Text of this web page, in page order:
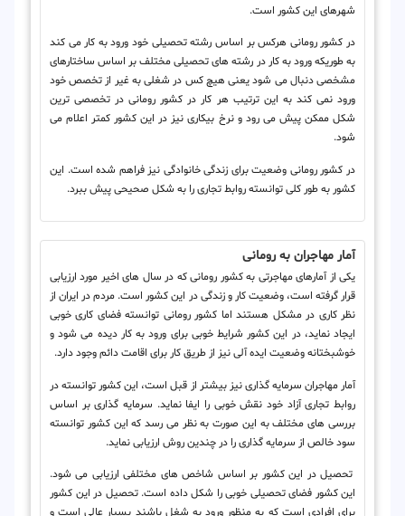
شهرهای این کشور است.
در کشور رومانی هرکس بر اساس رشته تحصیلی خود ورود به کار می کند
به طوریکه ورود به کار در رشته های تحصیلی مختلف بر اساس ساختارهای
مشخصی دنبال می شود یعنی هیچ کس در شغلی به غیر از تخصص خود
ورود نمی کند به این ترتیب هر کار در کشور رومانی در تخصصی ترین
شکل ممکن پیش می رود و نرخ بیکاری نیز در این کشور کمتر اعلام می
شود.
در کشور رومانی وضعیت برای زندگی خانوادگی نیز فراهم شده است. این
کشور به طور کلی توانسته روابط تجاری را به شکل صحیحی پیش ببرد.
آمار مهاجران به رومانی
یکی از آمارهای مهاجرتی به کشور رومانی که در سال های اخیر مورد ارزیابی
قرار گرفته است، وضعیت کار و زندگی در این کشور است. مردم در ایران از
نظر کاری در مشکل هستند اما کشور رومانی توانسته فضای کاری خوبی
ایجاد نماید، در این کشور شرایط خوبی برای ورود به کار دیده می شود و
خوشبختانه وضعیت ایده آلی نیز از طریق کار برای اقامت دائم وجود دارد.
آمار مهاجران سرمایه گذاری نیز بیشتر از قبل است، این کشور توانسته در
روابط تجاری آزاد خود نقش خوبی را ایفا نماید. سرمایه گذاری بر اساس
بررسی های مختلف به این صورت به نظر می رسد که این کشور توانسته
سود خالص از سرمایه گذاری را در چندین روش ارزیابی نماید.
تحصیل در این کشور بر اساس شاخص های مختلفی ارزیابی می شود.
این کشور فضای تحصیلی خوبی را شکل داده است. تحصیل در این کشور
برای افرادی است که به منظور ورود به شغل باشند بسیار عالی است و